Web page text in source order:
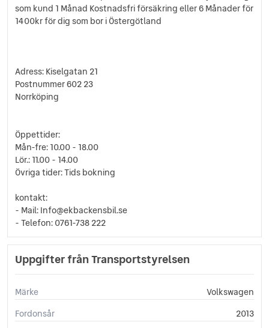
som kund 1 Månad Kostnadsfri försäkring eller 6 Månader för
1400kr för dig som bor i Östergötland
Adress: Kiselgatan 21
Postnummer 602 23
Norrköping
Öppettider:
Mån-fre: 10.00 - 18.00
Lör.: 11.00 - 14.00
Övriga tider: Tids bokning
kontakt:
- Mail: Info@ekbackensbil.se
- Telefon: 0761-738 222
Uppgifter från Transportstyrelsen
Märke
Volkswagen
Fordonsår
2013